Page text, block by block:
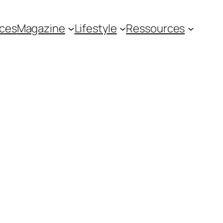
Magazine Lifestyle Ressources